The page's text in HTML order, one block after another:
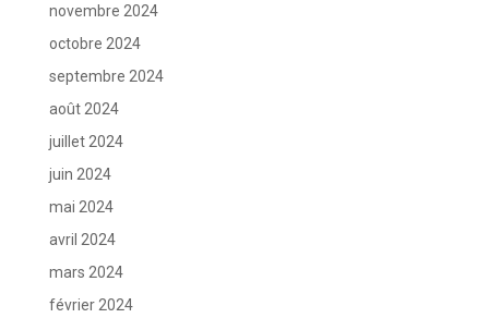
novembre 2024
octobre 2024
septembre 2024
août 2024
juillet 2024
juin 2024
mai 2024
avril 2024
mars 2024
février 2024